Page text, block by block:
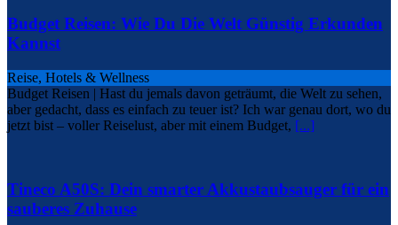
Budget Reisen: Wie Du Die Welt Günstig Erkunden
Kannst
Reise, Hotels & Wellness
Budget Reisen | Hast du jemals davon geträumt, die Welt zu sehen,
aber gedacht, dass es einfach zu teuer ist? Ich war genau dort, wo du
jetzt bist – voller Reiselust, aber mit einem Budget, [...]
Tineco A50S: Dein smarter Akkustaubsauger für ein
sauberes Zuhause